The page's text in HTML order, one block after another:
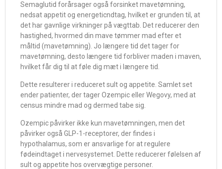
Semaglutid forårsager også forsinket mavetømning,
nedsat appetit og energeticndtag, hvilket er grunden til, at
det har gavnlige virkninger på vægttab. Det reducerer den
hastighed, hvormed din mave tømmer mad efter et
måltid (mavetømning). Jo længere tid det tager for
mavetømning, desto længere tid forbliver maden i maven,
hvilket får dig til at føle dig mæt i længere tid.
Dette resulterer i reduceret sult og appetite. Samlet set
ender patienter, der tager Ozempic eller Wegovy, med at
census mindre mad og dermed tabe sig.
Ozempic påvirker ikke kun mavetømningen, men det
påvirker også GLP-1-receptorer, der findes i
hypothalamus, som er ansvarlige for at regulere
fødeindtaget i nervesystemet. Dette reducerer følelsen af
​​​​sult og appetite hos overvægtige personer.